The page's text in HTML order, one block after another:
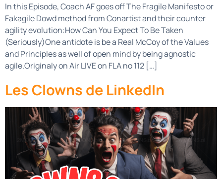
In this Episode, Coach AF goes off The Fragile Manifesto or
Fakagile Dowd method from Conartist and their counter
agility evolution:How Can You Expect To Be Taken
(Seriously)One antidote is be a Real McCoy of the Values
and Principles as well of open mind by being agnostic
agile.Originaly on Air LIVE on FLA no 112 […]
Les Clowns de LinkedIn